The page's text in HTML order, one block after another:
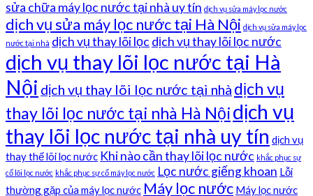
sửa chữa máy lọc nước tại nhà uy tín dịch vụ sửa máy lọc nước
dịch vụ sửa máy lọc nước tại Hà Nội dịch vụ sửa máy lọc
nước tại nhà dịch vụ thay lõi lọc dịch vụ thay lõi lọc nước
dịch vụ thay lõi lọc nước tại Hà
Nội dịch vụ thay lõi lọc nước tại nhà dịch vụ
thay lõi lọc nước tại nhà Hà Nộidịch vụ
thay lõi lọc nước tại nhà uy tín dịch vụ
thay thế lõi lọc nước Khi nào cần thay lõi lọc nước khắc phục sự
cố lõi lọc nước khắc phục sự cố máy lọc nước Lọc nước giếng khoan Lỗi
thường gặp của máy lọc nước Máy lọc nước Máy lọc nước